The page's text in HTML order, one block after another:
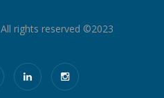
All rights reserved ©2023